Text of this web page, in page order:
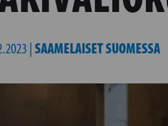
| SAAMELAISET SUOMESSA